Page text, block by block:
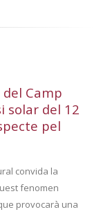
Camp
solar del 12
pel
convida la
fenomen
provocarà una